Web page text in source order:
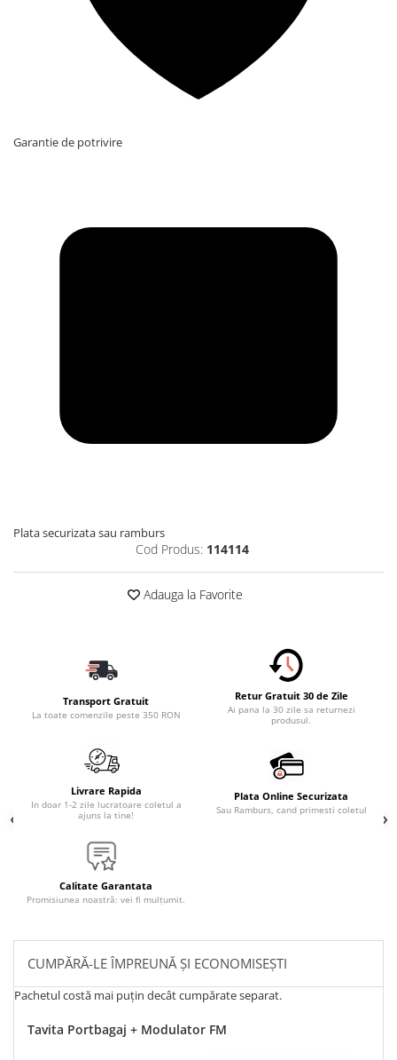
Garantie de potrivire
Plata securizata sau ramburs
Cod Produs: 114114
Adauga la Favorite
Transport Gratuit
La toate comenzile peste 350 RON
Retur Gratuit 30 de Zile
Ai pana la 30 zile sa returnezi
produsul.
Livrare Rapida
In doar 1-2 zile lucratoare coletul a
ajuns la tine!
Plata Online Securizata
Sau Ramburs, cand primesti coletul
Calitate Garantata
Promisiunea noastră: vei fi mulțumit.
CUMPĂRĂ-LE ÎMPREUNĂ ȘI ECONOMISEȘTI
Pachetul costă mai puțin decât cumpărate separat.
Tavita Portbagaj + Modulator FM